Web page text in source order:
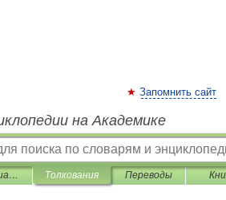
Запомнить сайт
на Академике
Энциклопедия «Авиация» Толкования Переводы